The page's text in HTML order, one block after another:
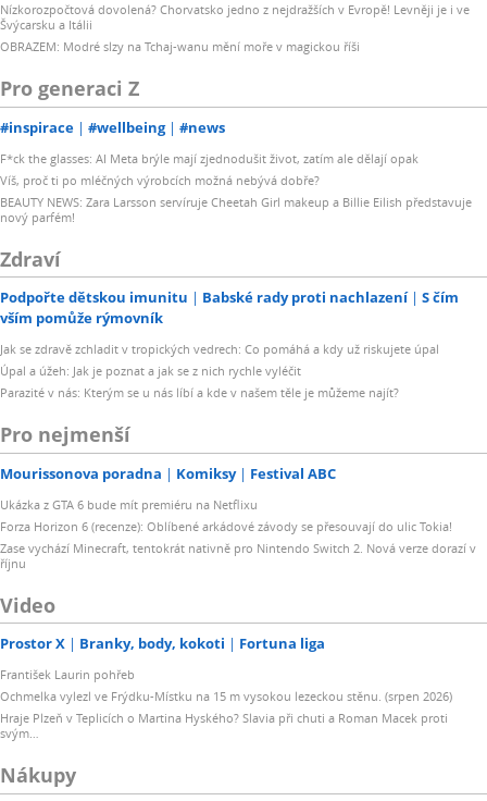
Nízkorozpočtová dovolená? Chorvatsko jedno z nejdražších v Evropě! Levněji je i ve
Švýcarsku a Itálii
OBRAZEM: Modré slzy na Tchaj-wanu mění moře v magickou říši
Pro generaci Z
#inspirace #wellbeing #news
F*ck the glasses: AI Meta brýle mají zjednodušit život, zatím ale dělají opak
Víš, proč ti po mléčných výrobcích možná nebývá dobře?
BEAUTY NEWS: Zara Larsson servíruje Cheetah Girl makeup a Billie Eilish představuje
nový parfém!
Zdraví
Podpořte dětskou imunitu Babské rady proti nachlazení
S čím
vším pomůže rýmovník
Jak se zdravě zchladit v tropických vedrech: Co pomáhá a kdy už riskujete úpal
Úpal a úžeh: Jak je poznat a jak se z nich rychle vyléčit
Parazité v nás: Kterým se u nás líbí a kde v našem těle je můžeme najít?
Pro nejmenší
Mourissonova poradna Komiksy Festival ABC
Ukázka z GTA 6 bude mít premiéru na Netflixu
Forza Horizon 6 (recenze): Oblíbené arkádové závody se přesouvají do ulic Tokia!
Zase vychází Minecraft, tentokrát nativně pro Nintendo Switch 2. Nová verze dorazí v
říjnu
Video
Prostor X Branky, body, kokoti Fortuna liga
František Laurin pohřeb
Ochmelka vylezl ve Frýdku-Místku na 15 m vysokou lezeckou stěnu. (srpen 2026)
Hraje Plzeň v Teplicích o Martina Hyského? Slavia při chuti a Roman Macek proti
svým…
Nákupy